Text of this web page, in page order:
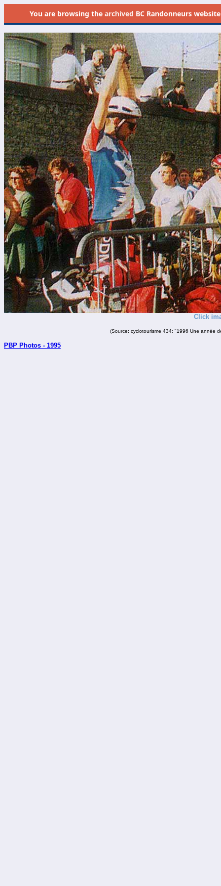
You are browsing the archived BC Randonneurs
Click
(Source: cyclotourisme 434: "1996 Une année
PBP Photos - 1995